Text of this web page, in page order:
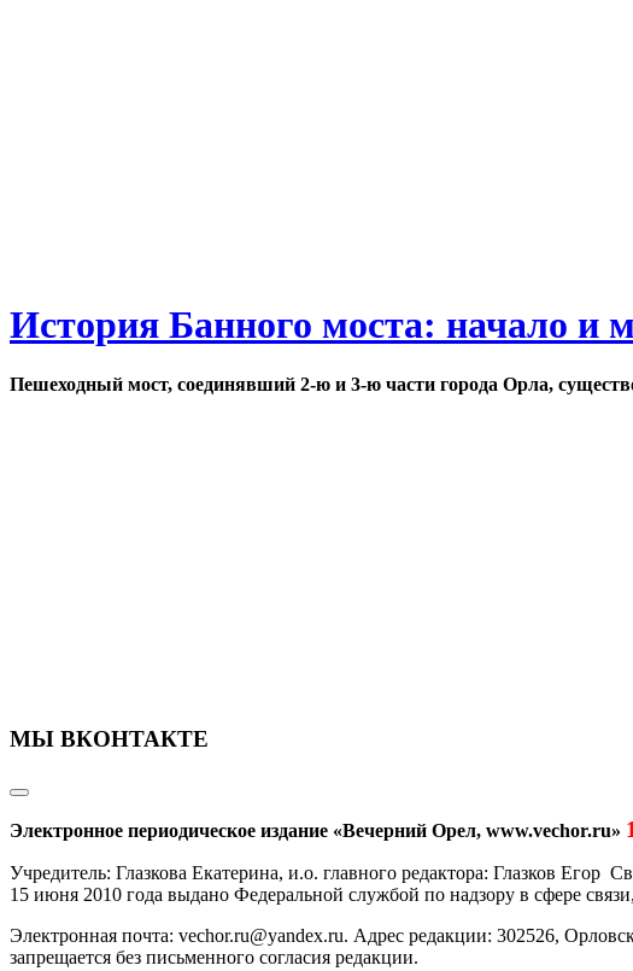
История Банного моста: начало и
Пешеходный мост, соединявший 2-ю и 3-ю части города Орла,
МЫ ВКОНТАКТЕ
Электронное периодическое издание «Вечерний Орел, www.vechor.ru»
Учредитель: Глазкова Екатерина, и.о. главного редактора: Глазков
15 июня 2010 года выдано Федеральной службой по надзору в сфере
Электронная почта: vechor.ru@yandex.ru. Адрес редакции: 302526,
запрещается без письменного согласия редакции.